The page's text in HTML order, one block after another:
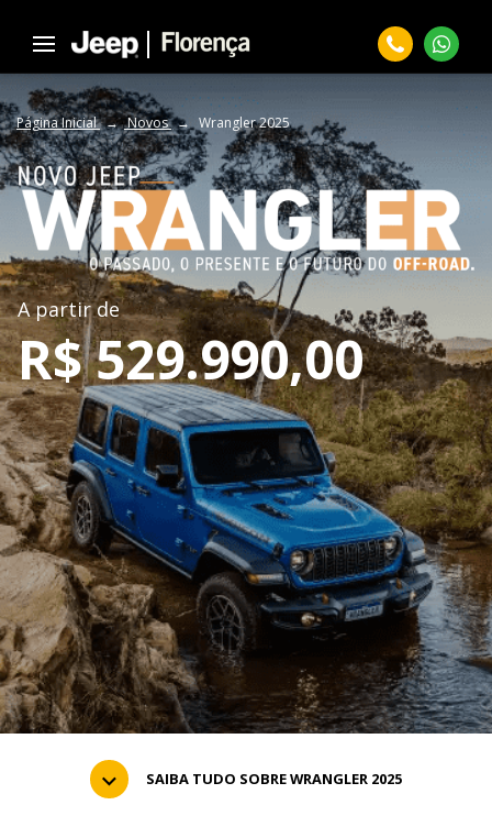
Página Inicial Novos Wrangler 2025
A partir de
R$529.990,00
SAIBA TUDO SOBRE WRANGLER 2025